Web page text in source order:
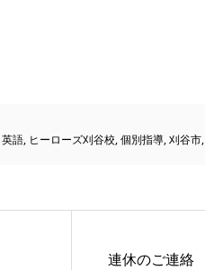
英語, ヒーローズ刈谷校,個別指導,刈谷市,
連休のご連絡